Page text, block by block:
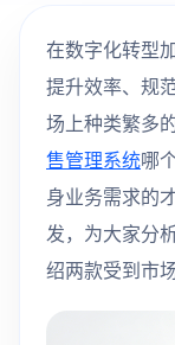
在数字化转型
提升效率、规
场上种类繁多
售管理系统哪
身业务需求的
发，为大家分
绍两款受到市